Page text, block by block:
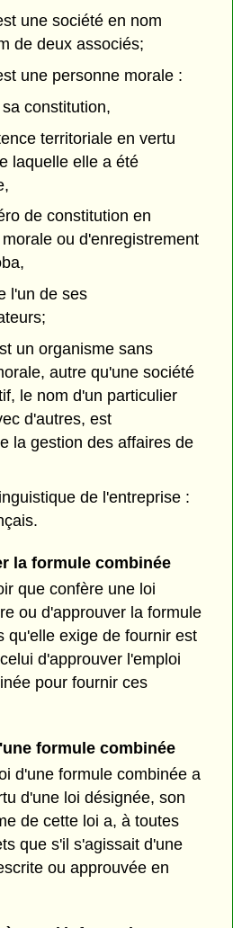
une société en nom
de deux associés;
une personne morale :
constitution,
territoriale en vertu
laquelle elle a été
de constitution en
ou d'enregistrement
l'un de ses
un organisme sans
autre qu'une société
le nom d'un particulier
d'autres, est
la gestion des affaires de
de l'entreprise :
la formule combinée
que confère une loi
ou d'approuver la formule
qu'elle exige de fournir est
d'approuver l'emploi
pour fournir ces
formule combinée
d'une formule combinée a
d'une loi désignée, son
de cette loi a, à toutes
que s'il s'agissait d'une
ou approuvée en